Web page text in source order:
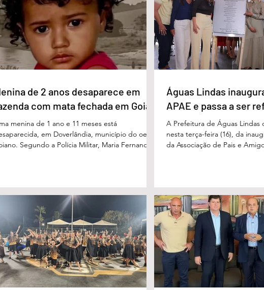
(PSDB), com 21%. Em seguida estão Wilder
(PL), com 11%, Luis Cesar Bueno (PT), com
e
de Educação, Denildson
fórum nasceu do desejo de
educadores muito mais do
de 2 anos desaparece em
com mata fechada em Goiás
menina de 1 ano e 11 meses está
em Doverlândia, município do oeste
Segundo a Polícia Militar, Maria Fernanda
feira (16/6) não havia sido localizada. O Corpo
Bombeiros realiza buscas na região, que é de
fechada e próxima ao Rio Paraíso. De acordo
o tenente Vivaldo Alves da Silva Filho, da Polí
Águas Lindas
APAE e passa a ser
A Prefeitura de Águas Lindas
nesta terça-feira (16), da
da Associação de Pais e
avanço nas políticas públicas
especializada e atendimento
pessoas com deficiência. A
projetada para oferecer